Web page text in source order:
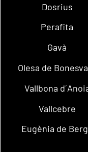
Dosrius
Perafita
Gavà
Olesa de
Vallbona
Vallcebre
Eugènia de